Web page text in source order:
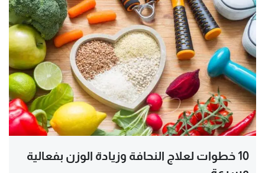
10 خطوات لعلاج النحافة وزيادة الوزن بفعالية